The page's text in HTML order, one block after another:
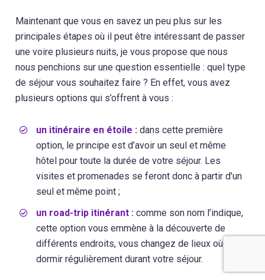
Maintenant que vous en savez un peu plus sur les
principales étapes où il peut être intéressant de passer
une voire plusieurs nuits, je vous propose que nous
nous penchions sur une question essentielle : quel type
de séjour vous souhaitez faire ? En effet, vous avez
plusieurs options qui s’offrent à vous :
un itinéraire en étoile : dans cette première
option, le principe est d’avoir un seul et même
hôtel pour toute la durée de votre séjour. Les
visites et promenades se feront donc à partir d’un
seul et même point ;
un road-trip itinérant : comme son nom l’indique,
cette option vous emmène à la découverte de
différents endroits, vous changez de lieux où
dormir régulièrement durant votre séjour.